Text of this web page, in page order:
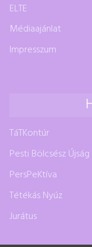
ELTE
Médiaajánlat
Impresszum
TáTKontúr
Pesti Bölcsész Újság
PersPeKtíva
Tétékás Nyúz
Jurátus